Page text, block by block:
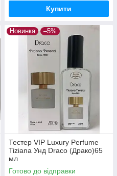
Купити
Новинка –5%
Тестер VIP Luxury Perfume
Tiziana Унд Draco (Драко)65
мл
Готово до відправки